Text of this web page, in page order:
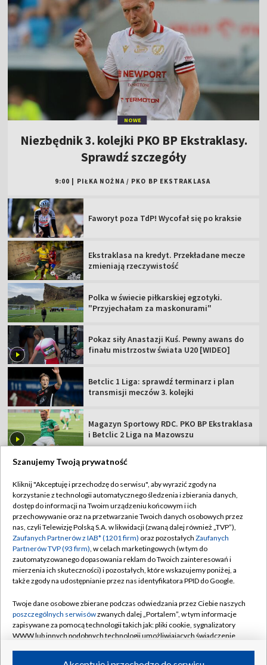
NOWE
Niezbędnik 3. kolejki PKO BP Ekstraklasy.
Sprawdź szczegóły
9:00 PIŁKA NOŻNA / PKO BP EKSTRAKLASA
Faworyt poza TdP! Wycofał się po kraksie
Ekstraklasa na kredyt. Przekładane mecze
zmieniają rzeczywistość
Polka w świecie piłkarskiej egzotyki.
"Przyjechałam za maskonurami"
Pokaz siły Anastazji Kuś. Pewny awans do
finału mistrzostw świata U20 [WIDEO]
Betclic 1 Liga: sprawdź terminarz i plan
transmisji meczów 3. kolejki
Magazyn Sportowy RDC. PKO BP Ekstraklasa
i Betclic 2 Liga na Mazowszu
TVP
Abonament TVP
Sklep TVP
Biuro Reklamy
Oferta Handlowa
Emisja w TVP
Rada Programowa
Ogłoszenia przetargowe
Regulamin TVP
Polityka prywatności
Moje zgody
Biuro reklamy
Kanały
©2026 Telewizja Polska Spółka Akcyjna w likwidacji
Szanujemy Twoją prywatność
Kliknij "Akceptuję i przechodzę do serwisu", aby wyrazić zgody na
korzystanie z technologii automatycznego śledzenia i zbierania danych,
dostęp do informacji na Twoim urządzeniu końcowym i ich
przechowywanie oraz na przetwarzanie Twoich danych osobowych przez
nas, czyli Telewizję Polską S.A. w likwidacji (zwaną dalej również „TVP”),
Zaufanych Partnerów z IAB* (1201 firm) oraz pozostałych Zaufanych
Partnerów TVP (93 firm), w celach marketingowych (w tym do
zautomatyzowanego dopasowania reklam do Twoich zainteresowań i
mierzenia ich skuteczności) i pozostałych, które wskazujemy poniżej, a
także zgody na udostępnianie przez nas identyfikatora PPID do Google.
Twoje dane osobowe zbierane podczas odwiedzania przez Ciebie naszych
poszczególnych serwisówzwanych dalej „Portalem”, w tym informacje
zapisywane za pomocą technologii takich jak: pliki cookie, sygnalizatory
WWW lub innych podobnych technologii umożliwiających świadczenie